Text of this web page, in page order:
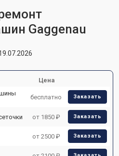
Gaggenau
Цена
бесплатно Заказать
от 1850 ₽ Заказать
от 2500 ₽ Заказать